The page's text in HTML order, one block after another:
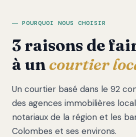
POURQUOI NOUS CHOISIR
3 raisons de
à uncourtier
Un courtier basé dans le 92
des agences immobilières
notariaux de la région et les
Colombes et ses environs.